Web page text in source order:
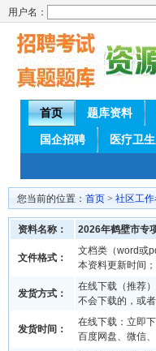
用户名：
首页 题库资料
国企招聘 医疗卫
您当前的位置： 首页 > 社区工
资料名称： 2026年鹤壁市专
文件格式：
文档类（word或
本资料更新时间
发货方式：
在线下载（推荐
不会下载的，或
发货时间：
在线下载：立即
百度网盘、微信